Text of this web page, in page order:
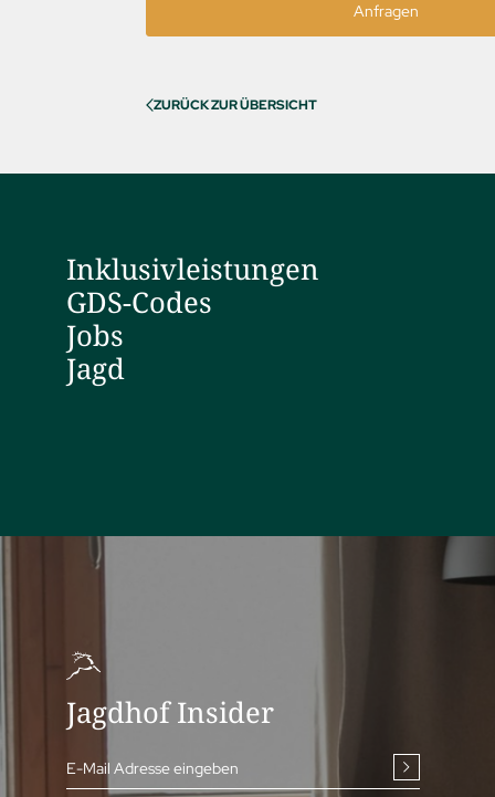
Anfragen
ZURÜCK ZUR ÜBERSICHT
Inklusivleistungen
GDS-Codes
Jobs
Jagd
Jagdhof Insider
E-Mail Adresse eingeben